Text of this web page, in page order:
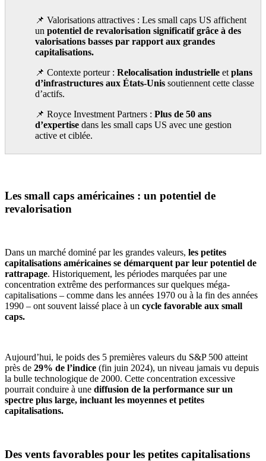
📌 Valorisations attractives : Les small caps US affichent
un potentiel de revalorisation significatif grâce à des
valorisations basses par rapport aux grandes
capitalisations.
📌 Contexte porteur : Relocalisation industrielle et plans
d’infrastructures aux États-Unis soutiennent cette classe
d’actifs.
📌 Royce Investment Partners : Plus de 50 ans
d’expertise dans les small caps US avec une gestion
active et ciblée.
Les small caps américaines : un potentiel de
revalorisation
Dans un marché dominé par les grandes valeurs, les petites
capitalisations américaines se démarquent par leur potentiel de
rattrapage. Historiquement, les périodes marquées par une
concentration extrême des performances sur quelques méga-
capitalisations – comme dans les années 1970 ou à la fin des années
1990 – ont souvent laissé place à un cycle favorable aux small
caps.
Aujourd’hui, le poids des 5 premières valeurs du S&P 500 atteint
près de 29% de l’indice (fin juin 2024), un niveau jamais vu depuis
la bulle technologique de 2000. Cette concentration excessive
pourrait conduire à une diffusion de la performance sur un
spectre plus large, incluant les moyennes et petites
capitalisations.
Des vents favorables pour les petites capitalisations